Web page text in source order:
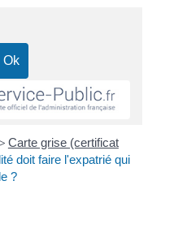
> Carte grise (certificat
doit faire l'expatrié qui
?